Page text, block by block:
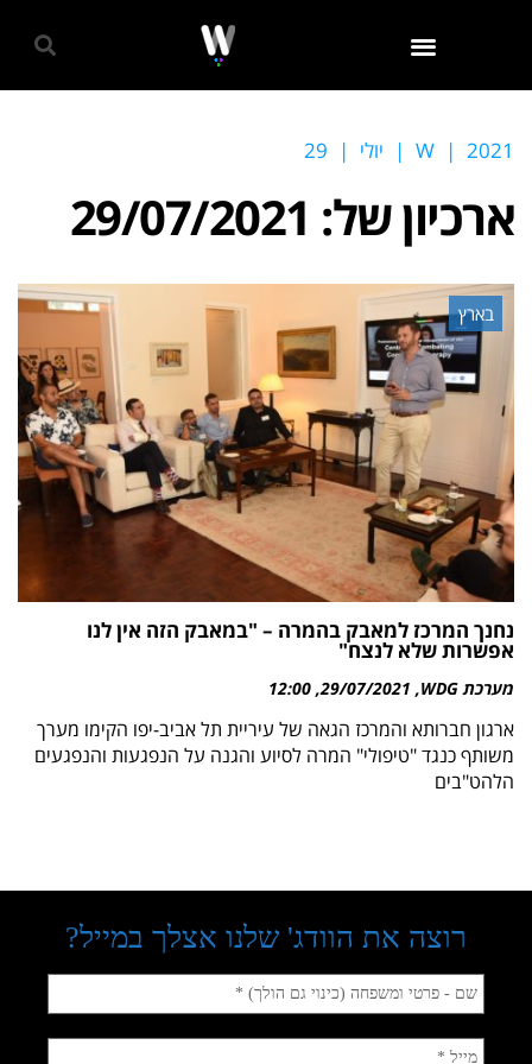
W | 2021
| יולי |
29
ארכיון של: 29/07/2021
בארץ
נחנך המרכז למאבק בהמרה – "במאבק הזה אין לנו
אפשרות שלא לנצח"
מערכת WDG 29/07/2021
12:00
ארגון חברותא והמרכז הגאה של עיריית תל אביב-יפו הקימו מערך
משותף כנגד "טיפולי" המרה לסיוע והגנה על הנפגעות והנפגעים
הלהט"בים